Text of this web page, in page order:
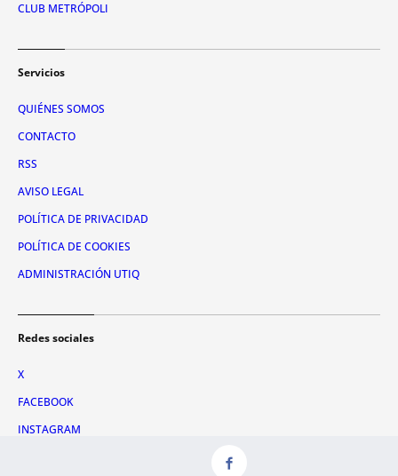
CLUB METRÓPOLI
Servicios
QUIÉNES SOMOS
CONTACTO
RSS
AVISO LEGAL
POLÍTICA DE PRIVACIDAD
POLÍTICA DE COOKIES
ADMINISTRACIÓN UTIQ
Redes sociales
X
FACEBOOK
INSTAGRAM